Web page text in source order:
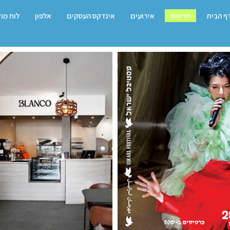
הבית חדשות אירועים אינדקס העסקים אלפון לוח